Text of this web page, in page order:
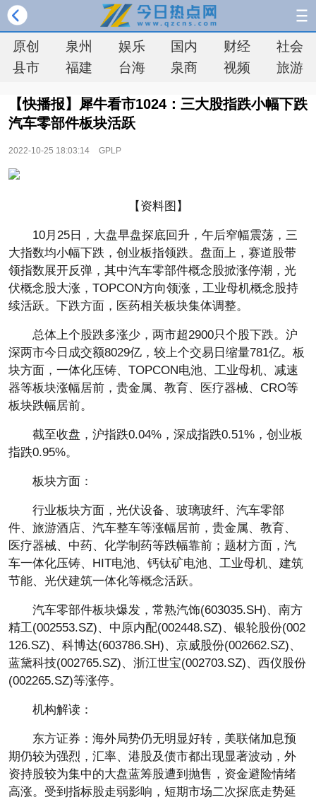
原创 泉州 娱乐 国内 财经
社会
县市
福建 台海 泉商 视频 旅游
【快播报】犀牛看市1024：三大股指跌小幅下跌
汽车零部件板块活跃
2022-10-25 18:03:14 GPLP
【资料图】
10月25日，大盘早盘探底回升，午后窄幅震荡，三
大指数均小幅下跌，创业板指领跌。盘面上，赛道股带
领指数展开反弹，其中汽车零部件概念股掀涨停潮，光
伏概念股大涨，TOPCON方向领涨，工业母机概念股持
续活跃。下跌方面，医药相关板块集体调整。
总体上个股跌多涨少，两市超2900只个股下跌。沪
深两市今日成交额8029亿，较上个交易日缩量781亿。板
块方面，一体化压铸、TOPCON电池、工业母机、减速
器等板块涨幅居前，贵金属、教育、医疗器械、CRO等
板块跌幅居前。
截至收盘，沪指跌0.04%，深成指跌0.51%，创业板
指跌0.95%。
板块方面：
行业板块方面，光伏设备、玻璃玻纤、汽车零部
件、旅游酒店、汽车整车等涨幅居前，贵金属、教育、
医疗器械、中药、化学制药等跌幅靠前；题材方面，汽
车一体化压铸、HIT电池、钙钛矿电池、工业母机、建筑
节能、光伏建筑一体化等概念活跃。
汽车零部件板块爆发，常熟汽饰(603035.SH)、南方
精工(002553.SZ)、中原内配(002448.SZ)、银轮股份(002
126.SZ)、科博达(603786.SH)、京威股份(002662.SZ)、
蓝黛科技(002765.SZ)、浙江世宝(002703.SZ)、西仪股份
(002265.SZ)等涨停。
机构解读：
东方证券：海外局势仍无明显好转，美联储加息预
期仍较为强烈，汇率、港股及债市都出现显著波动，外
资持股较为集中的大盘蓝筹股遭到抛售，资金避险情绪
高涨。受到指标股走弱影响，短期市场二次探底走势延